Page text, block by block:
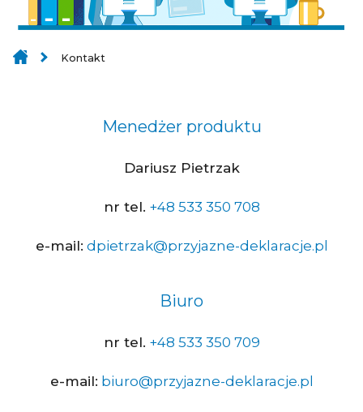
Kontakt
Menedżer produktu
Dariusz Pietrzak
nr tel. +48 533 350 708
e-mail: dpietrzak@przyjazne-deklaracje.pl
Biuro
nr tel. +48 533 350 709
e-mail: biuro@przyjazne-deklaracje.pl